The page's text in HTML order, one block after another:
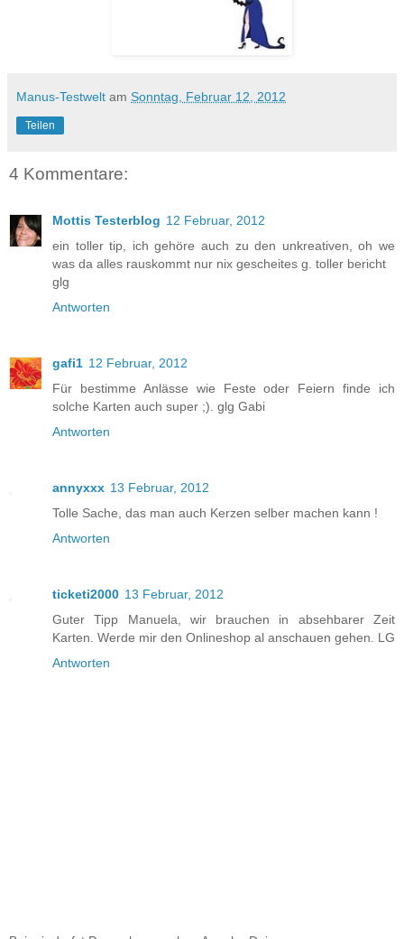
Manus-Testwelt am Sonntag, Februar 12, 2012
Teilen
4 Kommentare:
Mottis Testerblog 12 Februar, 2012
ein toller tip, ich gehöre auch zu den unkreativen, oh we
was da alles rauskommt nur nix gescheites g. toller bericht
glg
Antworten
gafi1 12 Februar, 2012
Für bestimme Anlässe wie Feste oder Feiern finde ich
solche Karten auch super ;). glg Gabi
Antworten
annyxxx 13 Februar, 2012
Tolle Sache, das man auch Kerzen selber machen kann !
Antworten
ticketi2000 13 Februar, 2012
Guter Tipp Manuela, wir brauchen in absehbarer Zeit
Karten. Werde mir den Onlineshop al anschauen gehen. LG
Antworten